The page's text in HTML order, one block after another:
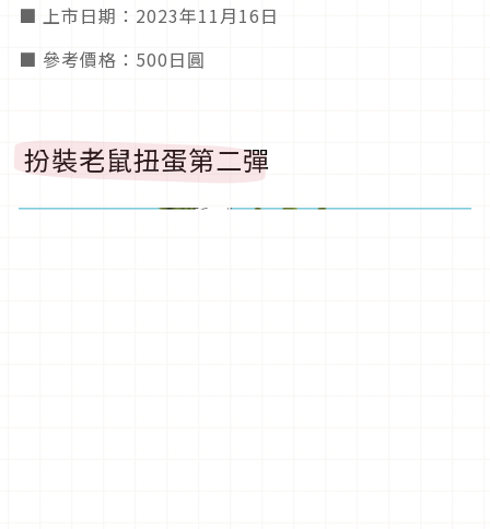
■ 上市日期：2023年11月16日
■ 參考價格：500日圓
扮裝老鼠扭蛋第二彈